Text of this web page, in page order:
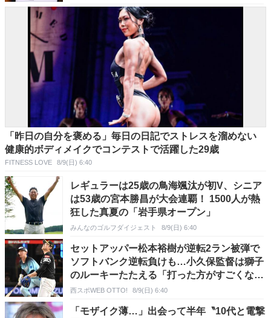
「昨日の自分を褒める」毎日の日記でストレスを溜めない
健康的ボディメイクでコンテストで活躍した29歳
FITNESS LOVE 8/9(日) 6:40
レギュラーは25歳の鳥海颯汰が初V、シニア
は53歳の宮本勝昌が大会連覇！ 1500人が熱
狂した真夏の「岩手県オープン」
みんなのゴルフダイジェスト 8/9(日) 6:40
セットアッパー松本裕樹が逆転2ラン被弾で
ソフトバンク逆転負けも…小久保監督は獅子
のルーキーたたえる「打った方がすごくない
ですか」
西スポWEB OTTO! 8/9(日) 6:40
「モザイク薄…」出会って半年〝10代と電撃